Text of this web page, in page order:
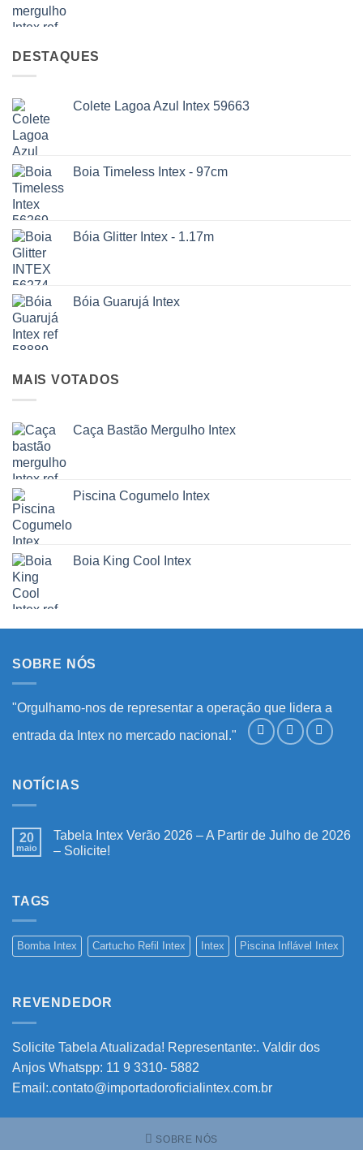
DESTAQUES
Colete Lagoa Azul Intex 59663
Boia Timeless Intex - 97cm
Bóia Glitter Intex - 1.17m
Bóia Guarujá Intex
MAIS VOTADOS
Caça Bastão Mergulho Intex
Piscina Cogumelo Intex
Boia King Cool Intex
SOBRE NÓS
"Orgulhamo-nos de representar a operação que lidera a
entrada da Intex no mercado nacional."
NOTÍCIAS
20
maio
Tabela Intex Verão 2026 – A Partir de Julho de 2026
– Solicite!
–
A
2026
TAGS
Bomba Intex Cartucho Refil Intex Intex Piscina Inflável Intex
REVENDEDOR
Solicite Tabela Atualizada! Representante:. Valdir dos
Anjos Whatspp: 11 9 3310- 5882
Email:.contato@importadoroficialintex.com.br
SOBRE NÓS